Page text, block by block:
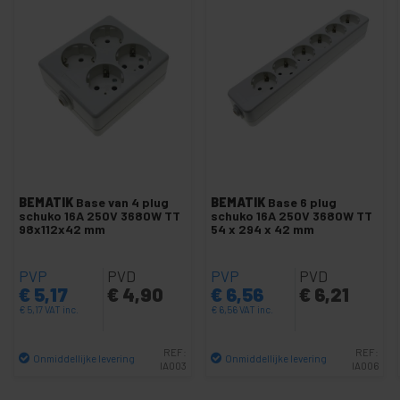
+
Stekkerdozen en stopcontacten
-
Contactdozen
-
IP44 waterdichte basis
Witte stekkerdoos
Grijze stekkerdoos
Houten stekkerdoos
Industriële wielen
+
BEMATIK Base van 4 plug
schuko 16A 250V 3680W TT
98x112x42 mm
PVP
€ 5,17
€ 5,17VAT inc.
PVD
€ 4,90
Onmiddellijke levering
REF:
IA003
BEMATIK Base 6 plug
schuko 16A 250V 3680W TT
54 x 294 x 42 mm
PVP
€ 6,56
€ 6,56VAT inc.
PVD
€ 6,21
Onmiddellijke levering
REF:
IA006